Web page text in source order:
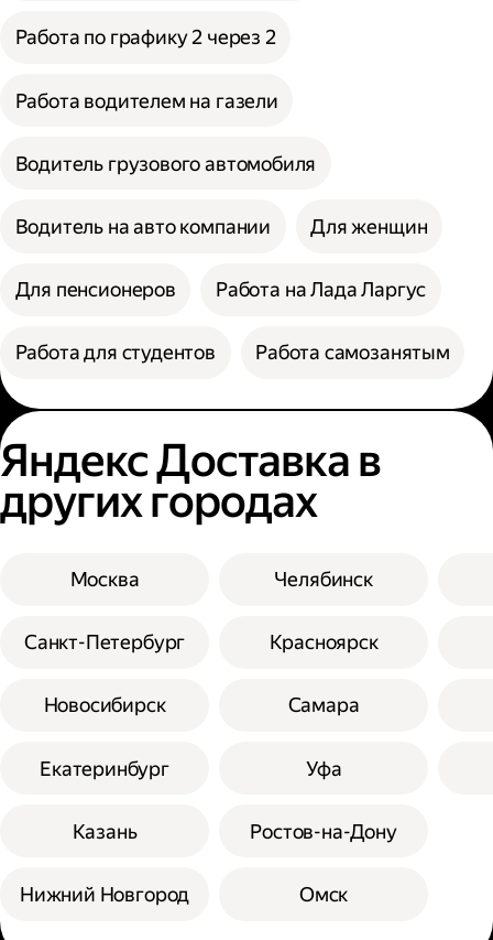
Работа по графику 2 через 2
Работа водителем на газели
Водитель грузового автомобиля
Водитель на авто компании Для женщин
Для пенсионеров Работа на Лада Ларгус
Работа для студентов Работа самозанятым
Яндекс Доставка в
других городах
Москва
Санкт-Петербург
Новосибирск
Екатеринбург
Казань
Нижний Новгород
Челябинск
Красноярск
Самара
Уфа
Ростов-на-Дону
Омск